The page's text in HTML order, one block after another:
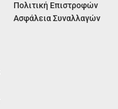
Πολιτική Επιστροφών
Ασφάλεια Συναλλαγών